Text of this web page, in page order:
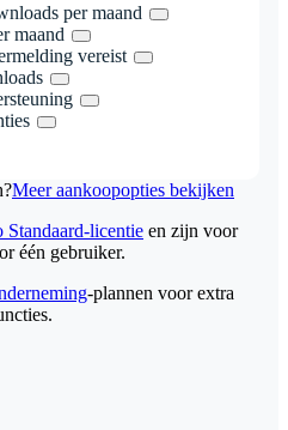
per maand
maand
vereist
Meer aankoopopties bekijken
Standaard-licentie en zijn voor
één gebruiker.
-plannen voor extra